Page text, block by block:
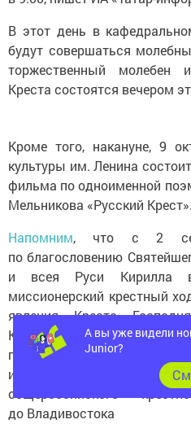
будут совершаться
торжественный молебен
Креста состоятся вечером
культуры им. Ленина
фильма по одноименной
Мельникова «Русский
по благословению
и всея Руси Кирилла в
миссионерский крестный
явления Креста
Крестоходцы
годеновской святыни
и Республики Беларусь.
общероссийского
до Владивостока
А вы уже видели
Junior?